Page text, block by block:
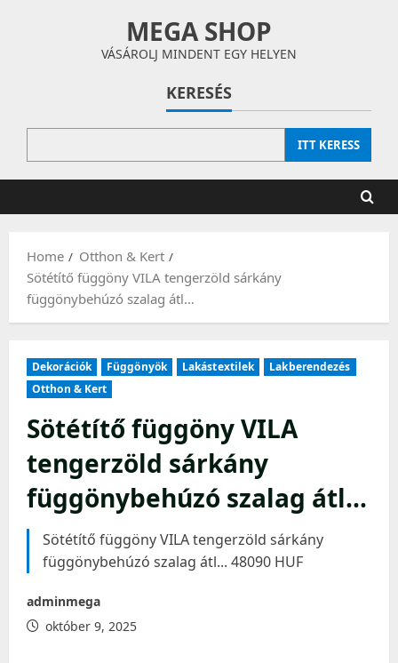
MEGA SHOP
VÁSÁROLJ MINDENT EGY HELYEN
KERESÉS
ITT KERESS
Home
Otthon & Kert
Sötétítő függöny VILA tengerzöld sárkány
függönybehúzó szalag átl…
Dekorációk Függönyök Lakástextilek
Lakberendezés
Otthon & Kert
Sötétítő függöny VILA
tengerzöld sárkány
függönybehúzó szalag átl…
Sötétítő függöny VILA tengerzöld sárkány
függönybehúzó szalag átl... 48090 HUF
adminmega
október 9, 2025